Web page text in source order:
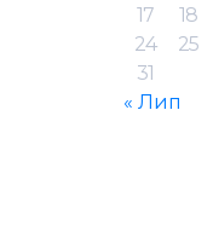
17
18
24
25
31
« Лип